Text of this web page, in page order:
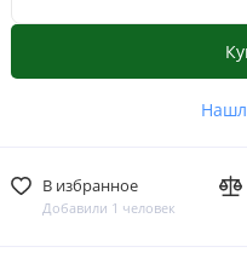
В избранное
Добавили 1 человек